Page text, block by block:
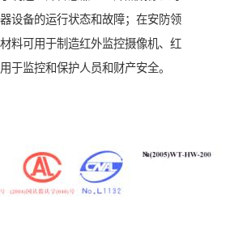
设备的运行状态和故障；在安防领
料可用于制造红外监控摄像机、红
于监控和保护人员和财产安全。